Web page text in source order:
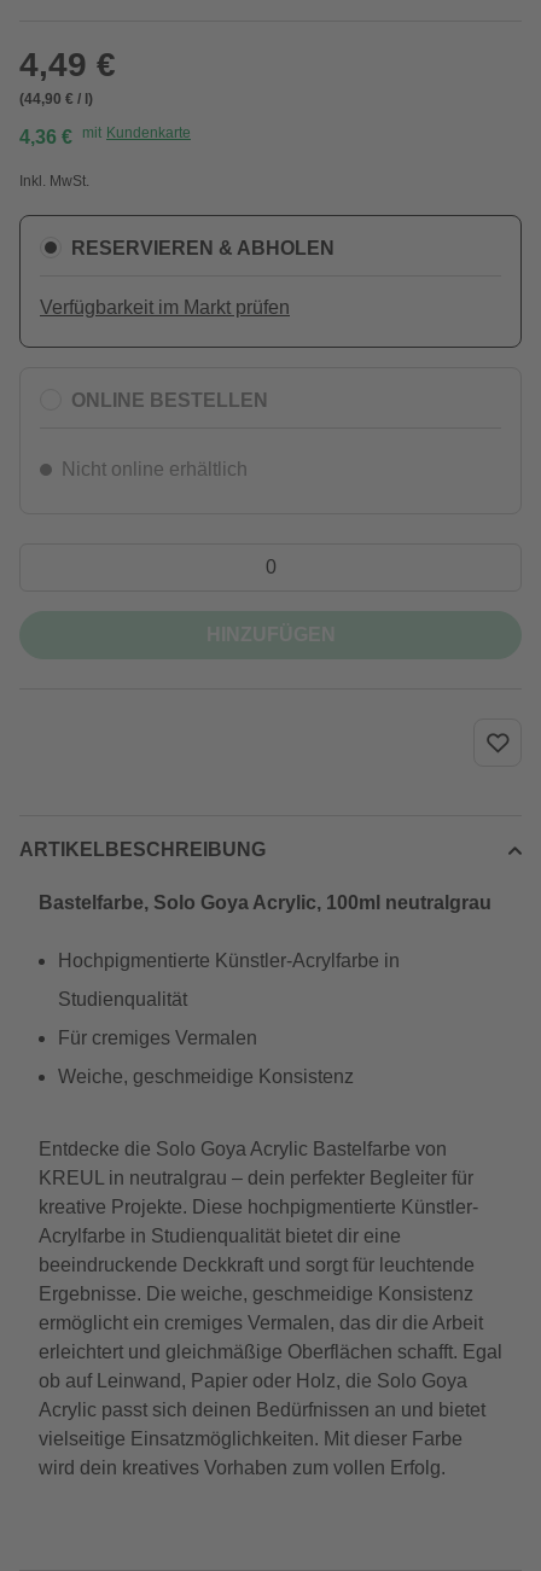
4,49 €
(44,90 € / l)
4,36 € mit Kundenkarte
Inkl. MwSt.
RESERVIEREN & ABHOLEN
Verfügbarkeit im Markt prüfen
ONLINE BESTELLEN
Nicht online erhältlich
ARTIKELBESCHREIBUNG
Bastelfarbe, Solo Goya Acrylic, 100ml neutralgrau
Hochpigmentierte Künstler-Acrylfarbe in
Studienqualität
Für cremiges Vermalen
Weiche, geschmeidige Konsistenz
Entdecke die Solo Goya Acrylic Bastelfarbe von
KREUL in neutralgrau – dein perfekter Begleiter für
kreative Projekte. Diese hochpigmentierte Künstler-
Acrylfarbe in Studienqualität bietet dir eine
beeindruckende Deckkraft und sorgt für leuchtende
Ergebnisse. Die weiche, geschmeidige Konsistenz
ermöglicht ein cremiges Vermalen, das dir die Arbeit
erleichtert und gleichmäßige Oberflächen schafft. Egal
ob auf Leinwand, Papier oder Holz, die Solo Goya
Acrylic passt sich deinen Bedürfnissen an und bietet
vielseitige Einsatzmöglichkeiten. Mit dieser Farbe
wird dein kreatives Vorhaben zum vollen Erfolg.